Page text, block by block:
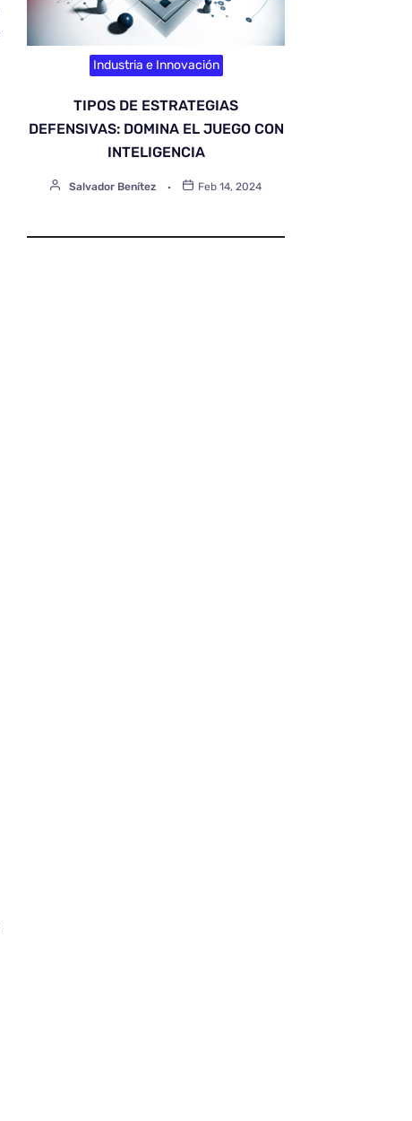
Industria e Innovación
TIPOS DE ESTRATEGIAS
DEFENSIVAS: DOMINA EL JUEGO CON
INTELIGENCIA
Salvador Benítez Feb 14, 2024